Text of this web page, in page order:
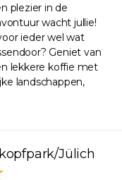
plezier in de
wacht jullie!
ieder wel wat
Geniet van
lekkere koffie met
landschappen,
Jülich